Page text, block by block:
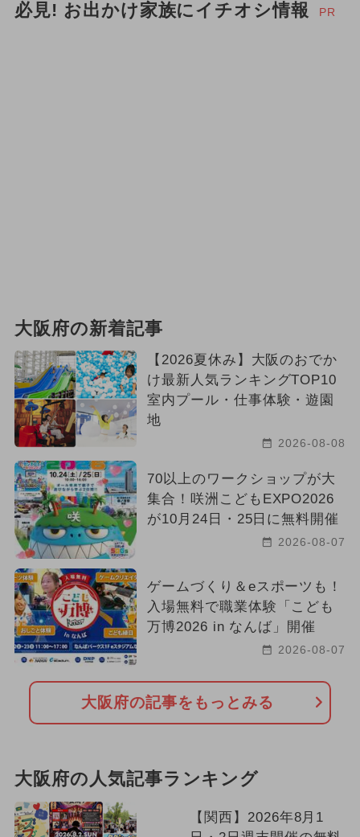
必見! お出かけ家族にイチオシ情報 PR
大阪府の新着記事
【2026夏休み】大阪のおでか
け最新人気ランキングTOP10
室内プール・仕事体験・遊園
地
2026-08-08
70以上のワークショップが大
集合！咲洲こどもEXPO2026
が10月24日・25日に無料開催
2026-08-07
ゲームづくり＆eスポーツも！
入場無料で職業体験「こども
万博2026 in なんば」開催
2026-08-07
大阪府の記事をもっとみる
大阪府の人気記事ランキング
【関西】2026年8月1